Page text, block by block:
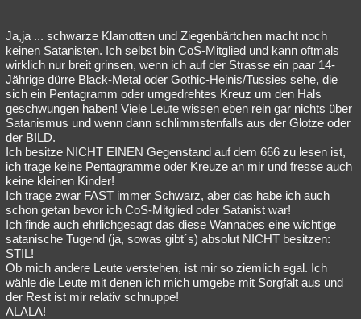
Ja,ja ... schwarze Klamotten und Ziegenbärtchen macht noch
keinen Satanisten. Ich selbst bin CoS-Mitglied und kann oftmals
wirklich nur breit grinsen, wenn ich auf der Strasse ein paar 14-
Jährige dürre Black-Metal oder Gothic-Heinis/Tussies sehe, die
sich ein Pentagramm oder umgedrehtes Kreuz um den Hals
geschwungen haben! Viele Leute wissen eben rein gar nichts über
Satanismus und wenn dann schlimmstenfalls aus der Glotze oder
der BILD.
Ich besitze NICHT EINEN Gegenstand auf dem 666 zu lesen ist,
ich trage keine Pentagramme oder Kreuze an mir und fresse auch
keine kleinen Kinder!
Ich trage zwar FAST immer Schwarz, aber das habe ich auch
schon getan bevor ich CoS-Mitglied oder Satanist war!
Ich finde auch ehrlichgesagt das diese Wannabes eine wichtige
satanische Tugend (ja, sowas gibt´s) absolut NICHT besitzen:
STIL!
Ob mich andere Leute verstehen, ist mir so ziemlich egal. Ich
wähle die Leute mit denen ich mich umgebe mit Sorgfalt aus und
der Rest ist mir relativ schnuppe!
ALALA!